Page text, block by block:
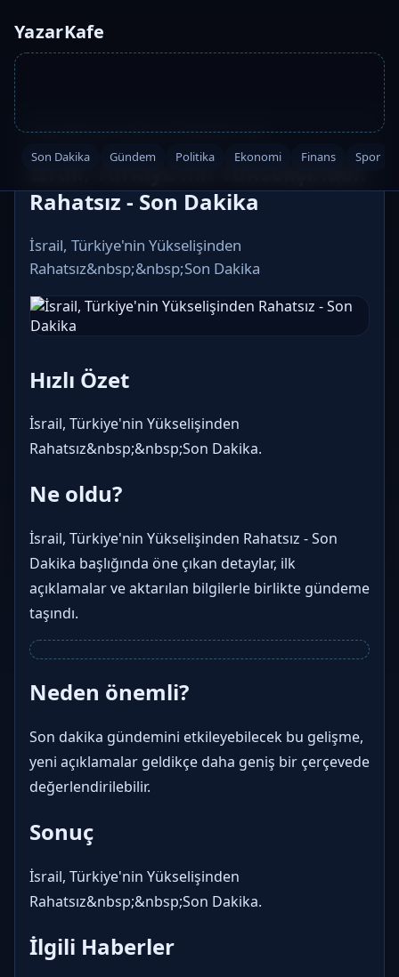
YazarKafe
Son Dakika Gündem Politika Ekonomi Finans Spor
Ana Sayfa·Son Dakika·2026-05-08 16:43
İsrail, Türkiye'nin Yükselişinden
Rahatsız - Son Dakika
İsrail, Türkiye'nin Yükselişinden
Rahatsız&nbsp;&nbsp;Son Dakika
Hızlı Özet
İsrail, Türkiye'nin Yükselişinden
Rahatsız&nbsp;&nbsp;Son Dakika.
Ne oldu?
İsrail, Türkiye'nin Yükselişinden Rahatsız - Son
Dakika başlığında öne çıkan detaylar, ilk
açıklamalar ve aktarılan bilgilerle birlikte gündeme
taşındı.
Neden önemli?
Son dakika gündemini etkileyebilecek bu gelişme,
yeni açıklamalar geldikçe daha geniş bir çerçevede
değerlendirilebilir.
Sonuç
İsrail, Türkiye'nin Yükselişinden
Rahatsız&nbsp;&nbsp;Son Dakika.
İlgili Haberler